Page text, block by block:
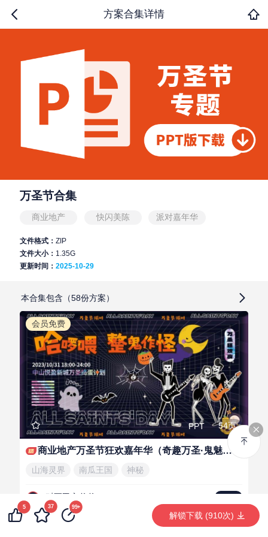
方案合集详情
万圣节合集
商业地产 快闪美陈 派对嘉年华
文件格式：ZIP
文件大小： 1.35G
更新时间：2025-10-29
本合集包含（58份方案）
会员免费
PPT 54页
商业地产万圣节狂欢嘉年华（奇趣万圣·鬼魅来袭主题）活动策划方案
山海灵界 南瓜王国 神秘
怼死甲方爸爸
5 37 99+
解锁下载 (910次)